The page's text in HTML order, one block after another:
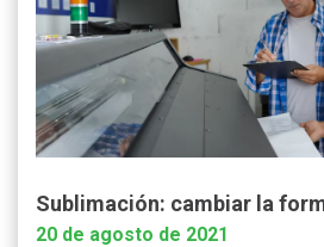
Sublimación: cambiar la
20 de agosto de 2021